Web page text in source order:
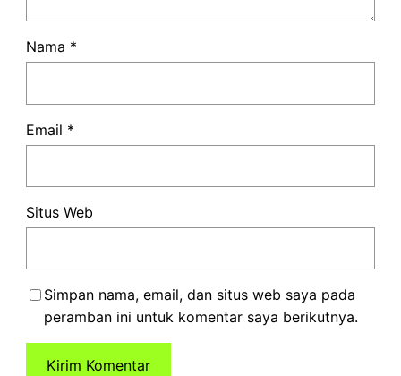
Nama *
Email *
Situs Web
Simpan nama, email, dan situs web saya pada
peramban ini untuk komentar saya berikutnya.